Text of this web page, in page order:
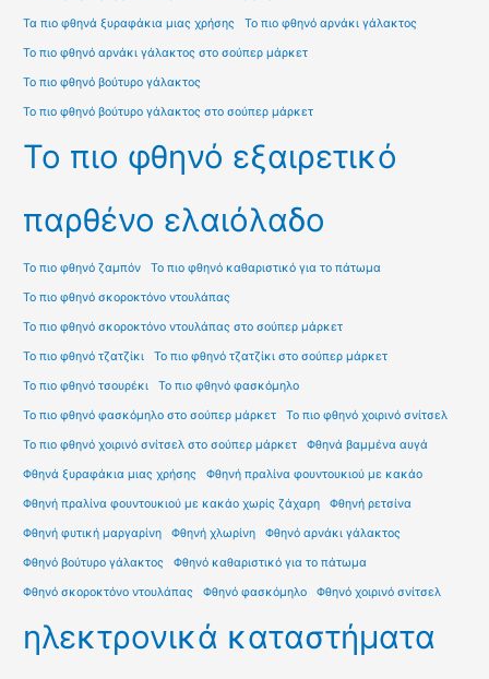
Τα πιο φθηνά ξυραφάκια μιας χρήσης Το πιο φθηνό αρνάκι γάλακτος
Το πιο φθηνό αρνάκι γάλακτος στο σούπερ μάρκετ
Το πιο φθηνό βούτυρο γάλακτος
Το πιο φθηνό βούτυρο γάλακτος στο σούπερ μάρκετ
Το πιο φθηνό εξαιρετικό
παρθένο ελαιόλαδο
Το πιο φθηνό ζαμπόν Το πιο φθηνό καθαριστικό για το πάτωμα
Το πιο φθηνό σκοροκτόνο ντουλάπας
Το πιο φθηνό σκοροκτόνο ντουλάπας στο σούπερ μάρκετ
Το πιο φθηνό τζατζίκι Το πιο φθηνό τζατζίκι στο σούπερ μάρκετ
Το πιο φθηνό τσουρέκι Το πιο φθηνό φασκόμηλο
Το πιο φθηνό φασκόμηλο στο σούπερ μάρκετ Το πιο φθηνό χοιρινό σνίτσελ
Το πιο φθηνό χοιρινό σνίτσελ στο σούπερ μάρκετ Φθηνά βαμμένα αυγά
Φθηνά ξυραφάκια μιας χρήσης Φθηνή πραλίνα φουντουκιού με κακάο
Φθηνή πραλίνα φουντουκιού με κακάο χωρίς ζάχαρη Φθηνή ρετσίνα
Φθηνή φυτική μαργαρίνη Φθηνή χλωρίνη Φθηνό αρνάκι γάλακτος
Φθηνό βούτυρο γάλακτος Φθηνό καθαριστικό για το πάτωμα
Φθηνό σκοροκτόνο ντουλάπας Φθηνό φασκόμηλο Φθηνό χοιρινό σνίτσελ
ηλεκτρονικά καταστήματα